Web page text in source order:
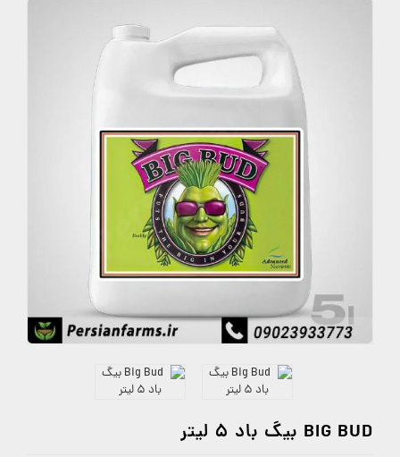
BIG BUD بیگ باد 5 لیتر